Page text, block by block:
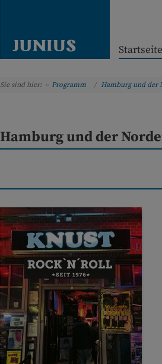
Startseite
Sie sind hier: Programm Hamburg und der
Hamburg und der